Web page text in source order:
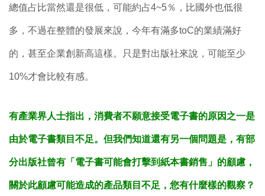
總值占比當然還是很低，可能約占4~5％，比國外也低很
多，不過在整體的發展來說，今年有滿多toC的業績滿好
的，甚至企業創新高這樣。只是對出版社來說，可能至少
10%才會比較有感。
有產業界人士指出，消費者不願意接受電子書的原因之一是
由於電子書類目不足。但我們知道還有另一個問題是，有部
分出版社曾有「電子書可能會打擊到紙本書銷售」的顧慮，
關於此顧慮可能造成的產品類目不足，您有什麼樣的觀察？